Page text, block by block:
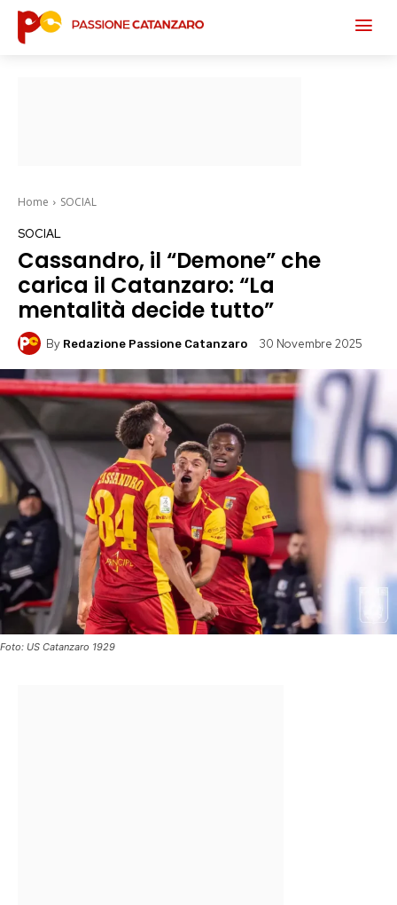
Home SOCIAL
SOCIAL
Cassandro, il “Demone” che
carica il Catanzaro: “La
mentalità decide tutto”
By Redazione Passione Catanzaro 30 Novembre 2025
Foto: US Catanzaro 1929